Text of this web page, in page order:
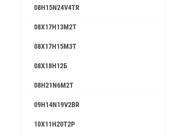
08H15N24V4TR
08Х17Н13М2Т
08Х17Н15М3Т
08Х18Н12Б
08H21N6M2T
09H14N19V2BR
10Х11Н20Т2Р